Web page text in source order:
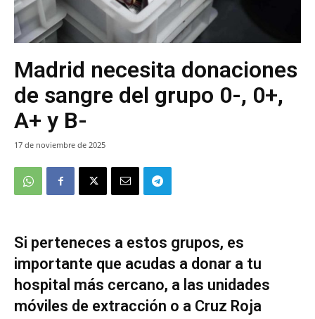
Madrid necesita donaciones
de sangre del grupo 0-, 0+,
A+ y B-
17 de noviembre de 2025
Si perteneces a estos grupos, es
importante que acudas a donar a tu
hospital más cercano, a las unidades
móviles de extracción o a Cruz Roja